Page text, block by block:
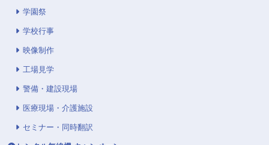
学園祭
学校行事
映像制作
工場見学
警備・建設現場
医療現場・介護施設
セミナー・同時翻訳